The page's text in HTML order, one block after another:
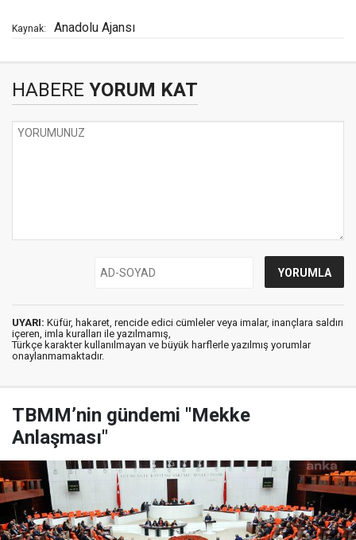
Kaynak: Anadolu Ajansı
HABERE YORUM KAT
UYARI: Küfür, hakaret, rencide edici cümleler veya imalar, inançlara saldırı
içeren, imla kuralları ile yazılmamış,
Türkçe karakter kullanılmayan ve büyük harflerle yazılmış yorumlar
onaylanmamaktadır.
TBMM’nin gündemi "Mekke
Anlaşması"